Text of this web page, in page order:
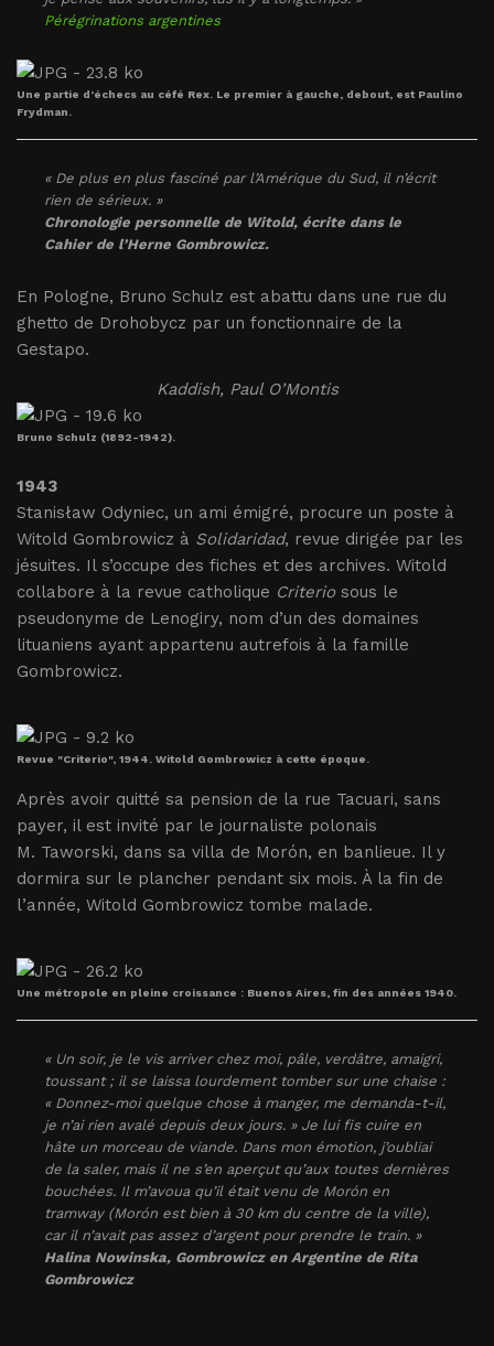
Pérégrinations argentines
Une partie d’échecs au céfé Rex. Le premier à gauche, debout, est Paulino
Frydman.
« De plus en plus fasciné par l’Amérique du Sud, il n’écrit
rien de sérieux. »
Chronologie personnelle de Witold, écrite dans le
Cahier de l’Herne Gombrowicz.
En Pologne, Bruno Schulz est abattu dans une rue du
ghetto de Drohobycz par un fonctionnaire de la
Gestapo.
Kaddish, Paul O’Montis
Bruno Schulz (1892-1942).
1943
Stanisław Odyniec, un ami émigré, procure un poste à
Witold Gombrowicz à Solidaridad, revue dirigée par les
jésuites. Il s’occupe des fiches et des archives. Witold
collabore à la revue catholique Criterio sous le
pseudonyme de Lenogiry, nom d’un des domaines
lituaniens ayant appartenu autrefois à la famille
Gombrowicz.
Revue "Criterio", 1944. Witold Gombrowicz à cette époque.
Après avoir quitté sa pension de la rue Tacuari, sans
payer, il est invité par le journaliste polonais
M. Taworski, dans sa villa de Morón, en banlieue. Il y
dormira sur le plancher pendant six mois. À la fin de
l’année, Witold Gombrowicz tombe malade.
Une métropole en pleine croissance : Buenos Aires, fin des années 1940.
« Un soir, je le vis arriver chez moi, pâle, verdâtre, amaigri,
toussant ; il se laissa lourdement tomber sur une chaise :
« Donnez-moi quelque chose à manger, me demanda-t-il,
je n’ai rien avalé depuis deux jours. » Je lui fis cuire en
hâte un morceau de viande. Dans mon émotion, j’oubliai
de la saler, mais il ne s’en aperçut qu’aux toutes dernières
bouchées. Il m’avoua qu’il était venu de Morón en
tramway (Morón est bien à 30 km du centre de la ville),
car il n’avait pas assez d’argent pour prendre le train. »
Halina Nowinska, Gombrowicz en Argentine de Rita
Gombrowicz